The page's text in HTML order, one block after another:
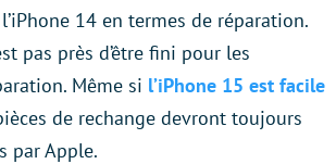
14 en termes de réparation.
pas près d’être fini pour les
Même si l’iPhone 15 est facile
de rechange devront toujours
par Apple.